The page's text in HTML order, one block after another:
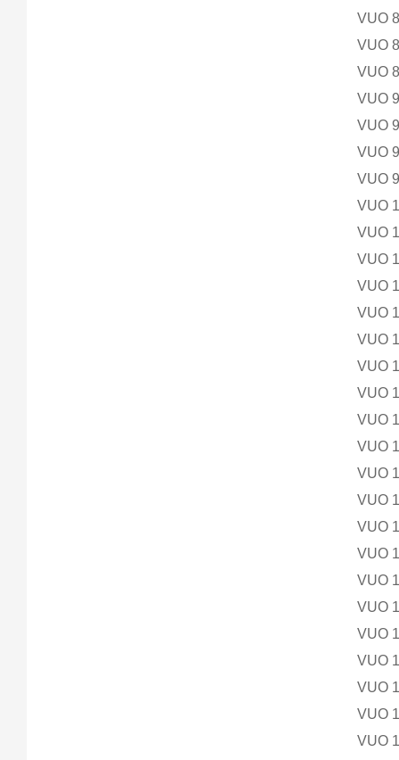
VUO
VUO
VUO
VUO
VUO
VUO
VUO
VUO
VUO
VUO
VUO
VUO
VUO
VUO
VUO
VUO
VUO
VUO
VUO
VUO
VUO
VUO
VUO
VUO
VUO
VUO
VUO
VUO